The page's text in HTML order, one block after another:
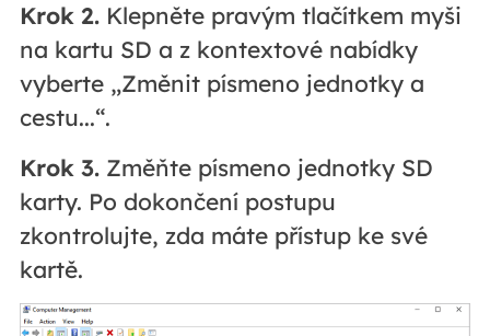
Krok 2.Klepněte pravým tlačítkem myši
na kartu SD a z kontextové nabídky
vyberte „Změnit písmeno jednotky a
cestu...“.
Krok 3.Změňte písmeno jednotky SD
karty. Po dokončení postupu
zkontrolujte, zda máte přístup ke své
kartě.